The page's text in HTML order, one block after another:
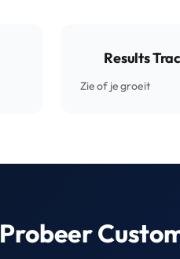
Results
Zie of je groeit
Probeer